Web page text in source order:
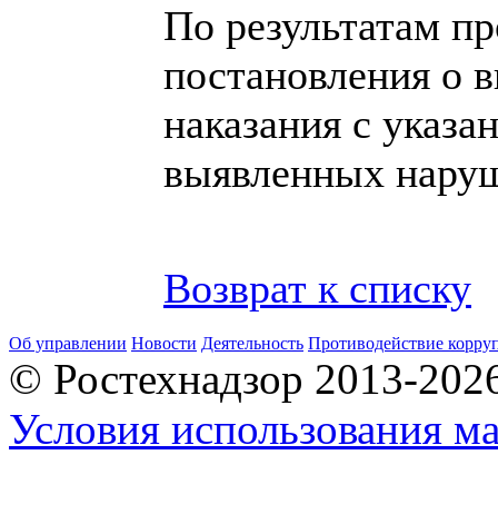
По результатам
постановления о
наказания с
выявленных
Возврат к списку
Об управлении Новости Деятельность Противодействие
© Ростехнадзор 2013-
Условия использования